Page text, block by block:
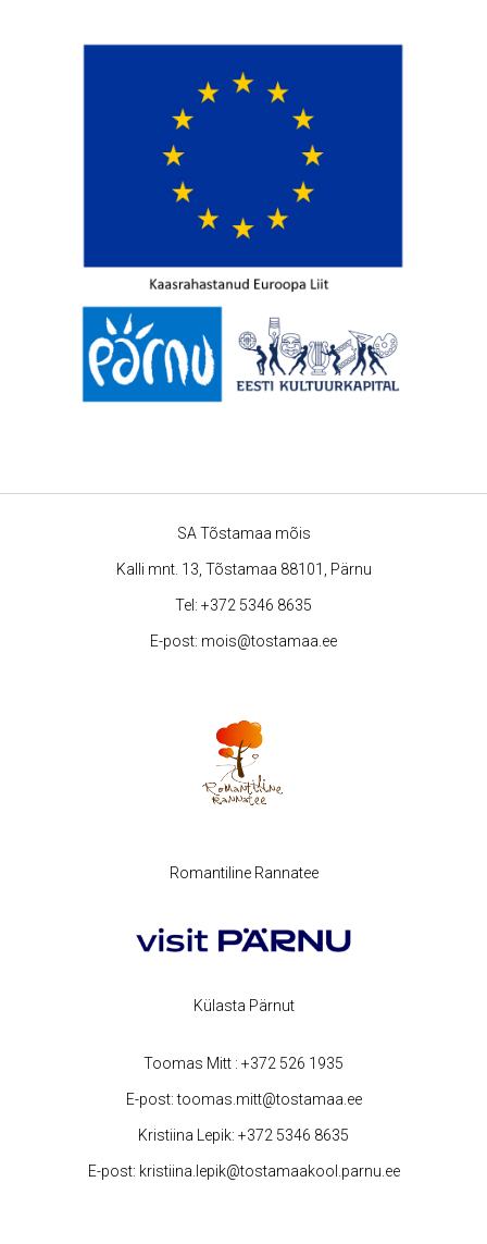
SA Tõstamaa mõis
Kalli mnt. 13, Tõstamaa 88101, Pärnu
Tel: +372 5346 8635
E-post: mois@tostamaa.ee
Romantiline Rannatee
Külasta Pärnut
Toomas Mitt : +372 526 1935
E-post:toomas.mitt@tostamaa.ee
Kristiina Lepik: +372 5346 8635
E-post: kristiina.lepik@tostamaakool.parnu.ee